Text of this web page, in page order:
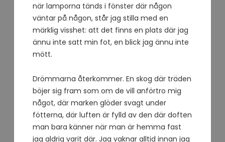
när lamporna tänds i fönster där någon
väntar på någon, står jag stilla med en
märklig visshet: att det finns en plats där jag
ännu inte satt min fot, en blick jag ännu inte
mött.
Drömmarna återkommer. En skog där träden
böjer sig fram som om de vill anförtro mig
något, där marken glöder svagt under
fötterna, där luften är fylld av den där doften
man bara känner när man är hemma fast
jag aldrig varit där. Jag vaknar alltid innan jag